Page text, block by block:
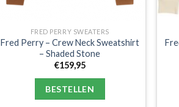
FRED PERRY SWEATERS
Fred Perry – Crew Neck Sweatshirt
– Shaded Stone
€159,95
BESTELLEN